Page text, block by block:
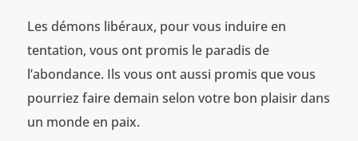
Les démons libéraux, pour vous induire en
tentation, vous ont promis le paradis de
l’abondance. Ils vous ont aussi promis que vous
pourriez faire demain selon votre bon plaisir dans
un monde en paix.